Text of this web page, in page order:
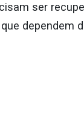
ser
dependem